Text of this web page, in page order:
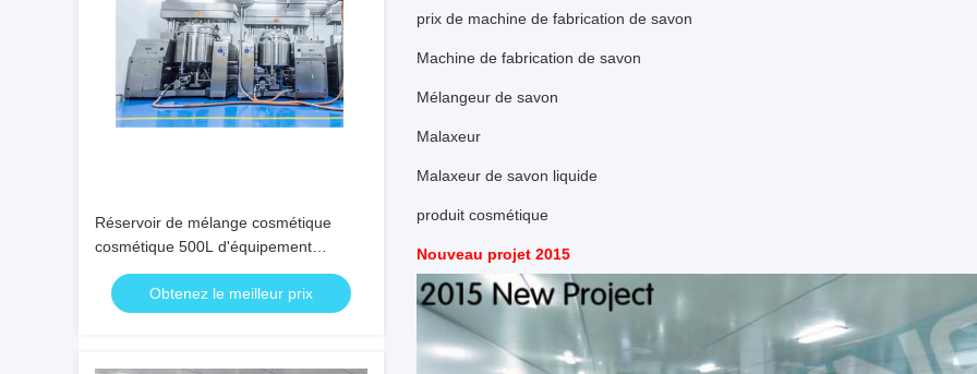
Réservoir de mélange cosmétique
cosmétique 500L d'équipement
industriel
Obtenez le meilleur prix
prix de machine de fabrication de savon
Machine de fabrication de savon
Mélangeur de savon
Malaxeur
Malaxeur de savon liquide
produit cosmétique
Nouveau projet 2015